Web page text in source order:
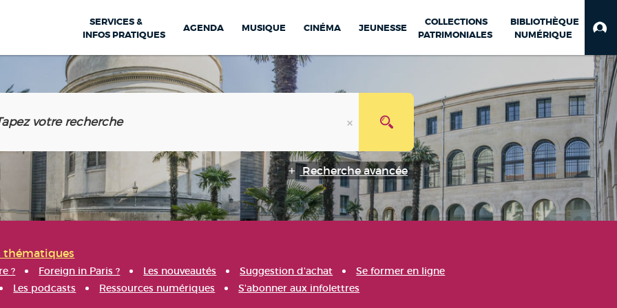
SERVICES &
INFOS PRATIQUES
AGENDA MUSIQUE CINÉMA JEUNESSE
COLLECTIONS
PATRIMONIALES
BIBLIOTHÈQUE
NUMÉRIQUE
Recherche avancée
thématiques
? Foreign in Paris ? Les nouveautés Suggestion d'achat
Se former en ligne
Les podcasts Ressources numériques S'abonner aux infolettres